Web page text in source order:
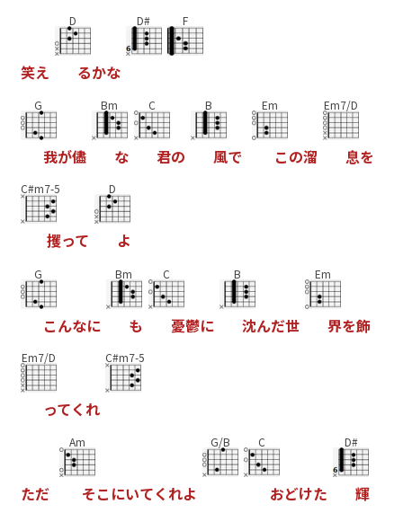
笑え
D
るかな
D# F
G
我が儘
Bm
な
C
君の
B
風で
Em
この溜
Em7/D
息を
C#m7-5
攫って
D
よ
G
こんなに
Bm
も
C
憂鬱に
B
沈んだ世
Em
界を飾
Em7/D
ってく れ
C#m7-5
ただ
Am
そこ にいてく れよ
G/B C
おどけた
D#
輝